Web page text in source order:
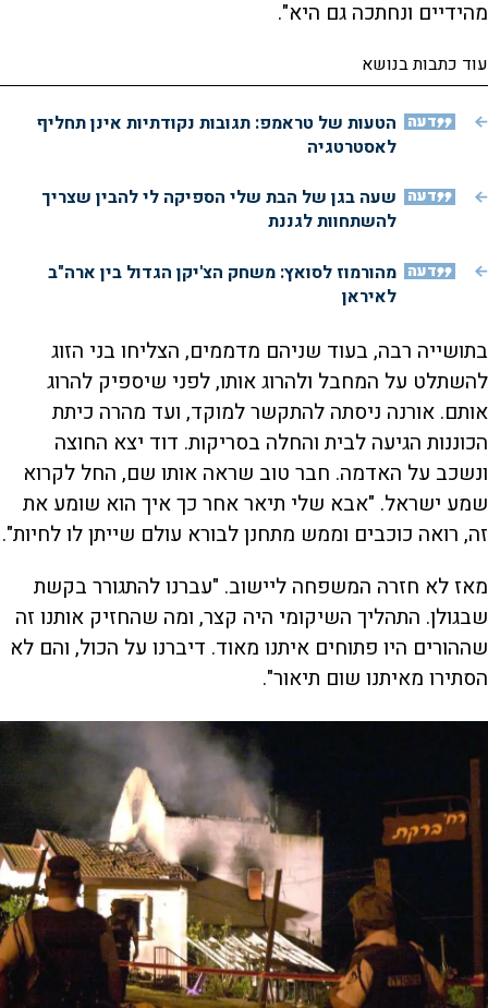
מהידיים ונחתכה גם היא".
עוד כתבות בנושא
דעה הטעות של טראמפ: תגובות נקודתיות אינן תחליף
לאסטרטגיה
דעה שעה בגן של הבת שלי הספיקה לי להבין שצריך
להשתחוות לגננת
דעה מהורמוז לסואץ: משחק הצ'יקן הגדול בין ארה"ב
לאיראן
בתושייה רבה, בעוד שניהם מדממים, הצליחו בני הזוג
להשתלט על המחבל ולהרוג אותו, לפני שיספיק להרוג
אותם. אורנה ניסתה להתקשר למוקד, ועד מהרה כיתת
הכוננות הגיעה לבית והחלה בסריקות. דוד יצא החוצה
ונשכב על האדמה. חבר טוב שראה אותו שם, החל לקרוא
שמע ישראל. "אבא שלי תיאר אחר כך איך הוא שומע את
זה, רואה כוכבים וממש מתחנן לבורא עולם שייתן לו לחיות".
מאז לא חזרה המשפחה ליישוב. "עברנו להתגורר בקשת
שבגולן. התהליך השיקומי היה קצר, ומה שהחזיק אותנו זה
שההורים היו פתוחים איתנו מאוד. דיברנו על הכול, והם לא
הסתירו מאיתנו שום תיאור".